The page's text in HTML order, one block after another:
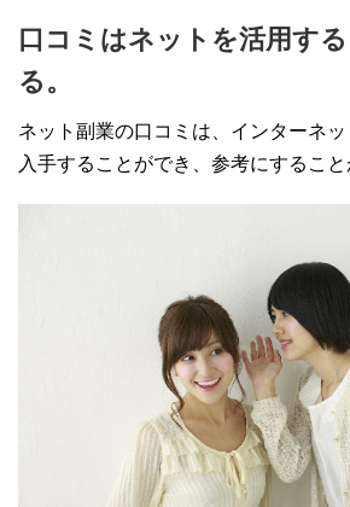
口コミはネットを活用す
る。
ネット副業の口コミは、インターネ
入手することができ、参考にすること